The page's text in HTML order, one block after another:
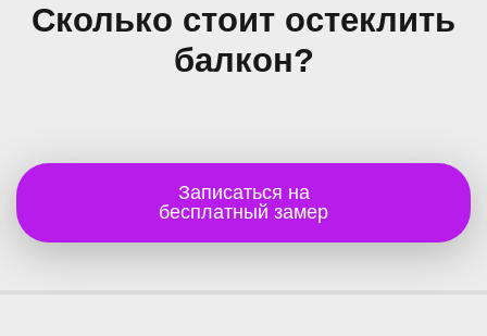
Сколько стоит остеклить
балкон?
Записаться на
бесплатный замер